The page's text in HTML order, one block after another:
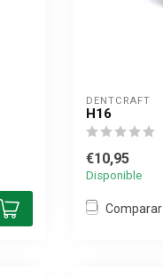
DENTCRAFT
H16
€10,95
Disponible
Comparar